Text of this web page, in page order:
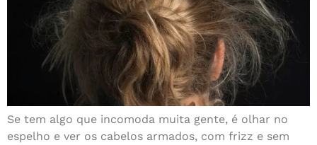
Se tem algo que incomoda muita gente, é olhar no
espelho e ver os cabelos armados, com frizz e sem